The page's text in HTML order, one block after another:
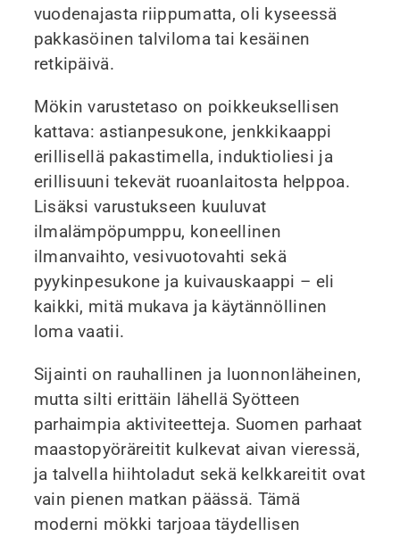
vuodenajasta riippumatta, oli kyseessä
pakkasöinen talviloma tai kesäinen
retkipäivä.
Mökin varustetaso on poikkeuksellisen
kattava: astianpesukone, jenkkikaappi
erillisellä pakastimella, induktioliesi ja
erillisuuni tekevät ruoanlaitosta helppoa.
Lisäksi varustukseen kuuluvat
ilmalämpöpumppu, koneellinen
ilmanvaihto, vesivuotovahti sekä
pyykinpesukone ja kuivauskaappi – eli
kaikki, mitä mukava ja käytännöllinen
loma vaatii.
Sijainti on rauhallinen ja luonnonläheinen,
mutta silti erittäin lähellä Syötteen
parhaimpia aktiviteetteja. Suomen parhaat
maastopyöräreitit kulkevat aivan vieressä,
ja talvella hiihtoladut sekä kelkkareitit ovat
vain pienen matkan päässä. Tämä
moderni mökki tarjoaa täydellisen